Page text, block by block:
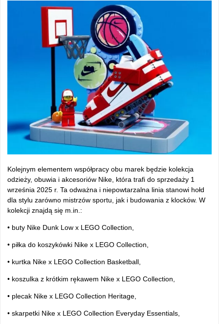
Kolejnym elementem współpracy obu marek będzie kolekcja
odzieży, obuwia i akcesoriów Nike, która trafi do sprzedaży 1
września 2025 r. Ta odważna i niepowtarzalna linia stanowi hołd
dla stylu zarówno mistrzów sportu, jak i budowania z klocków. W
kolekcji znajdą się m.in.:
• buty Nike Dunk Low x LEGO Collection,
• piłka do koszykówki Nike x LEGO Collection,
• kurtka Nike x LEGO Collection Basketball,
• koszulka z krótkim rękawem Nike x LEGO Collection,
• plecak Nike x LEGO Collection Heritage,
• skarpetki Nike x LEGO Collection Everyday Essentials,